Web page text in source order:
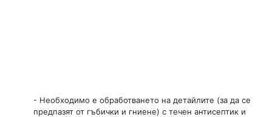
- Необходимо е обработването на детайлите (за да се
предпазят от гъбички и гниене) с течен антисептик и